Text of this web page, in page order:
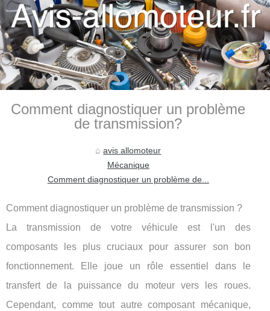
Comment diagnostiquer un problème
de transmission?
avis allomoteur
Mécanique
Comment diagnostiquer un problème de...
Comment diagnostiquer un problème de transmission ?
La transmission de votre véhicule est l'un des
composants les plus cruciaux pour assurer son bon
fonctionnement. Elle joue un rôle essentiel dans le
transfert de la puissance du moteur vers les roues.
Cependant, comme tout autre composant mécanique,